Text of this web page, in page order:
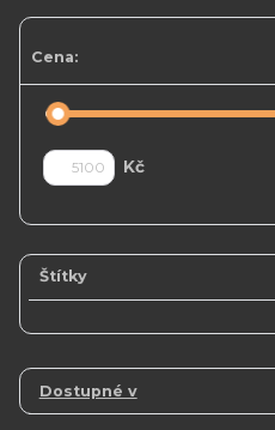
Cena:
Kč
Štítky
Dostupné v